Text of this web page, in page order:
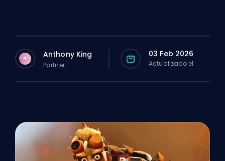
A Anthony King
Partner
03 Feb 2026
Actualizado el